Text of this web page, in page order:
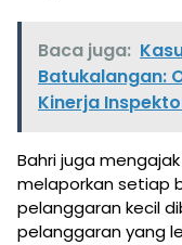
Baca juga:
Batukalangan:
Kinerja
Bahri juga
melaporkan setiap
pelanggaran kecil
pelanggaran yang